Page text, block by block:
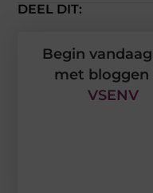
DEEL DIT:
Begin
met bloggen
VSENV